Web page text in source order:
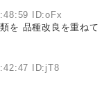
ID:oFx
を 品種改良を重ねて
ID:jT8